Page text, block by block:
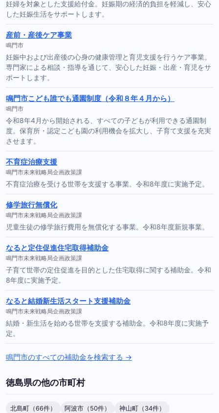
妊婦を対象とした支援給付金。妊娠期の経済的負担を軽減し、安心
した妊娠生活をサポートします。
産前・産後ケア事業
鳴門市
妊娠中および出産後の心身の健康管理と育児支援を行うケア事業。
専門家による相談・指導を通じて、安心した妊娠・出産・育児をサ
ポートします。
鳴門市こども誰でも通園制度（令和８年４月から）
鳴門市
令和8年4月から開始される、すべての子どもが利用できる通園制
度。保育所・認定こども園の利用機会を拡大し、子育て支援を充実
させます。
不育症治療支援
鳴門市未来戦略局企画政策課
不育症治療を受ける世帯を支援する事業。令和8年度に実施予定。
修学旅行無償化
鳴門市未来戦略局企画政策課
児童生徒の修学旅行費用を無償化する事業。令和8年度新規事業。
なると定住促進住宅取得補助金
鳴門市未来戦略局企画政策課
子育て世帯の定住促進を目的とした住宅取得に関する補助金。令和
8年度に実施予定。
なると結婚新生活スタート支援補助金
鳴門市未来戦略局企画政策課
結婚・新生活を始める世帯を支援する補助金。令和8年度に実施予
定。
鳴門市のすべての補助金を検索する →
徳島県の他の市町村
北島町（66件） 阿波市（50件）
神山町（34件）